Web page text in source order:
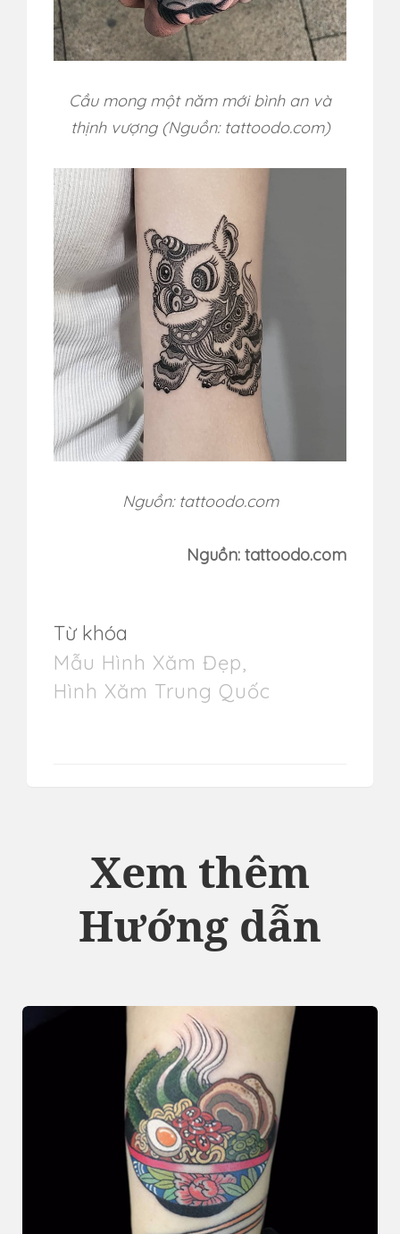
Cầu mong một năm mới bình an và
thịnh vượng (Nguồn: tattoodo.com)
Nguồn: tattoodo.com
Nguồn: tattoodo.com
Từ khóa
Mẫu Hình Xăm Đẹp,
Hình Xăm Trung Quốc
Xem thêm
Hướng dẫn